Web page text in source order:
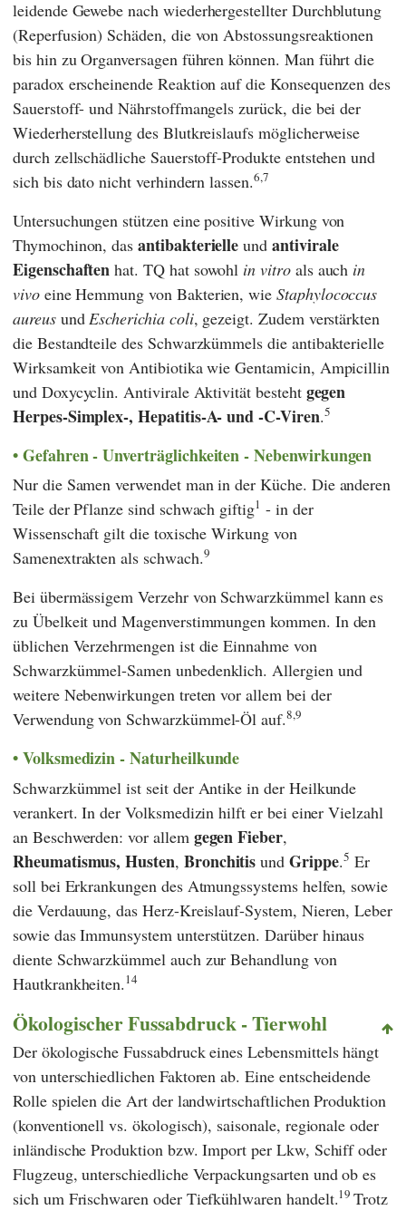
leidende Gewebe nach wiederhergestellter Durchblutung
(Reperfusion) Schäden, die von Abstossungsreaktionen
bis hin zu Organversagen führen können. Man führt die
paradox erscheinende Reaktion auf die Konsequenzen des
Sauerstoff- und Nährstoffmangels zurück, die bei der
Wiederherstellung des Blutkreislaufs möglicherweise
durch zellschädliche Sauerstoff-Produkte entstehen und
sich bis dato nicht verhindern lassen.6,7
Untersuchungen stützen eine positive Wirkung von
Thymochinon, dasantibakterielle undantivirale
Eigenschaftenhat. TQ hat sowohl in vitroals auch in
vivoeine Hemmung von Bakterien, wieStaphylococcus
aureusund Escherichia coli, gezeigt. Zudem verstärkten
die Bestandteile des Schwarzkümmels die antibakterielle
Wirksamkeit von Antibiotika wie Gentamicin, Ampicillin
und Doxycyclin. Antivirale Aktivität besteht gegen
Herpes-Simplex-, Hepatitis-A- und -C-Viren.5
Gefahren - Unverträglichkeiten - Nebenwirkungen
Nur die Samen verwendet man in der Küche. Die anderen
Teile der Pflanze sind schwach giftig1 - in der
Wissenschaft gilt die toxische Wirkung von
Samenextrakten als schwach.9
Bei übermässigem Verzehr von Schwarzkümmel kann es
zu Übelkeit und Magenverstimmungen kommen. In den
üblichen Verzehrmengen ist die Einnahme von
Schwarzkümmel-Samen unbedenklich. Allergien und
weitere Nebenwirkungen treten vor allem bei der
Verwendung von Schwarzkümmel-Öl auf.8,9
Volksmedizin - Naturheilkunde
Schwarzkümmel ist seit der Antike in der Heilkunde
verankert. In der Volksmedizin hilft er bei einer Vielzahl
an Beschwerden: vor allem gegen Fieber,
Rheumatismus,Husten, Bronchitis undGrippe.5 Er
soll bei Erkrankungen des Atmungssystems helfen, sowie
die Verdauung, das Herz-Kreislauf-System, Nieren, Leber
sowie das Immunsystem unterstützen. Darüber hinaus
diente Schwarzkümmel auch zur Behandlung von
Hautkrankheiten.14
Ökologischer Fussabdruck - Tierwohl
Der ökologische Fussabdruck eines Lebensmittels hängt
von unterschiedlichen Faktoren ab. Eine entscheidende
Rolle spielen die Art der landwirtschaftlichen Produktion
(konventionell vs. ökologisch), saisonale, regionale oder
inländische Produktion bzw. Import per Lkw, Schiff oder
Flugzeug, unterschiedliche Verpackungsarten und ob es
sich um Frischwaren oder Tiefkühlwaren handelt.19 Trotz